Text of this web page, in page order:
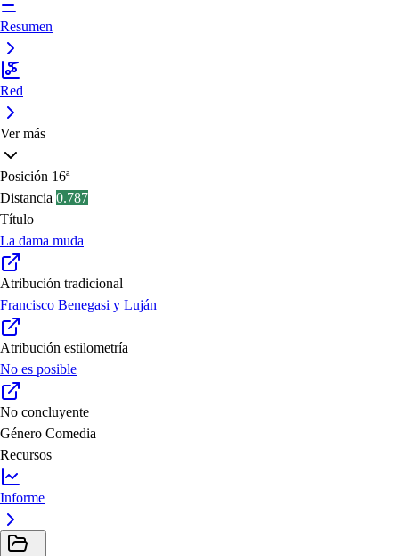
Resumen
Red
Ver más
Posición 16ª
Distancia 0.787
Título
La dama muda
Atribución tradicional
Francisco Benegasi y Luján
Atribución estilometría
No es posible
No concluyente
Género Comedia
Recursos
Informe